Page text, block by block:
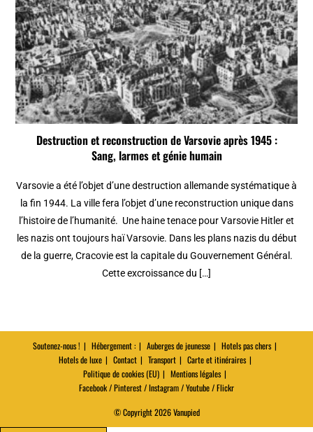
Destruction et reconstruction de Varsovie après 1945 :
Sang, larmes et génie humain
Varsovie a été l’objet d’une destruction allemande systématique à
la fin 1944. La ville fera l’objet d’une reconstruction unique dans
l’histoire de l’humanité. Une haine tenace pour Varsovie Hitler et
les nazis ont toujours haï Varsovie. Dans les plans nazis du début
de la guerre, Cracovie est la capitale du Gouvernement Général.
Cette excroissance du […]
Soutenez-nous ! Hébergement : Auberges de jeunesse
Hotels pas chers
Hotels de luxe
Contact Transport
Carte et itinéraires
Politique de cookies (EU)
Mentions légales
Facebook / Pinterest / Instagram / Youtube / Flickr
© Copyright 2026 Vanupied